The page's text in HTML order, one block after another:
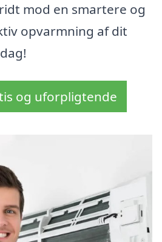
mod en smartere og
opvarmning af dit
og uforpligtende